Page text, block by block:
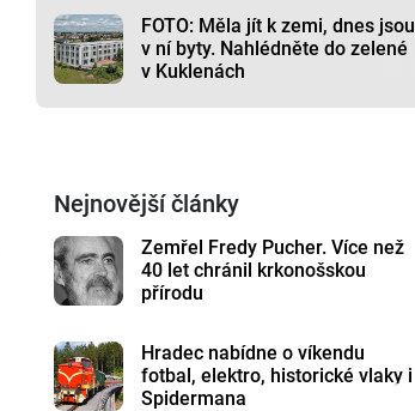
FOTO: Měla jít k zemi, dnes jsou
v ní byty. Nahlédněte do zelené
v Kuklenách
Nejnovější články
Zemřel Fredy Pucher. Více než
40 let chránil krkonošskou
přírodu
Hradec nabídne o víkendu
fotbal, elektro, historické vlaky i
Spidermana